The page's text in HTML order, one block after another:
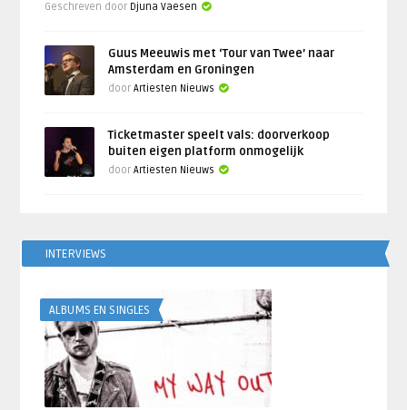
Geschreven door Djuna Vaesen
Guus Meeuwis met ‘Tour van Twee’ naar
Amsterdam en Groningen
doorArtiesten Nieuws
Ticketmaster speelt vals: doorverkoop
buiten eigen platform onmogelijk
doorArtiesten Nieuws
INTERVIEWS
ALBUMS EN SINGLES